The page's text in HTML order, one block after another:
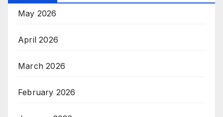
May 2026
April 2026
March 2026
February 2026